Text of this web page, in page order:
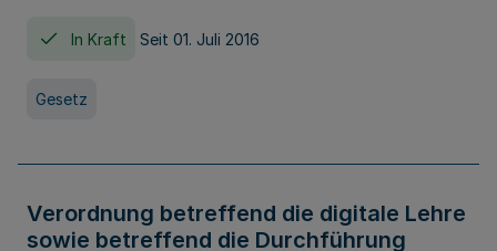
In Kraft Seit 01. Juli 2016
Gesetz
Verordnung betreffend die digitale Lehre
sowie betreffend die Durchführung